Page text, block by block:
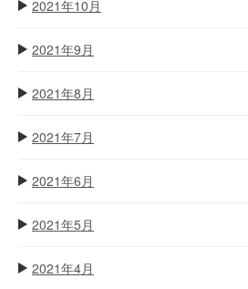
2021年10月
2021年9月
2021年8月
2021年7月
2021年6月
2021年5月
2021年4月